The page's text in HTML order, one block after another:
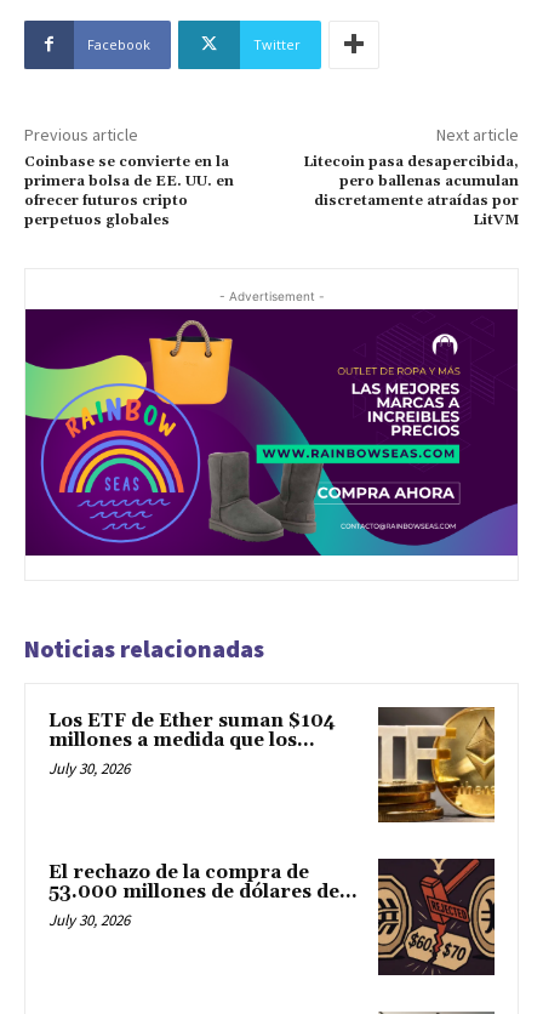
Facebook Twitter
Previous article
Coinbase se convierte en la
primera bolsa de EE. UU. en
ofrecer futuros cripto
perpetuos globales
Next article
Litecoin pasa desapercibida,
pero ballenas acumulan
discretamente atraídas por
LitVM
- Advertisement -
Noticias relacionadas
Los ETF de Ether suman $104
millones a medida que los...
July 30, 2026
El rechazo de la compra de
53.000 millones de dólares de...
July 30, 2026